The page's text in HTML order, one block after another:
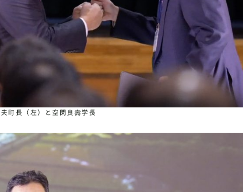
町長（左）と空閑良壽学長